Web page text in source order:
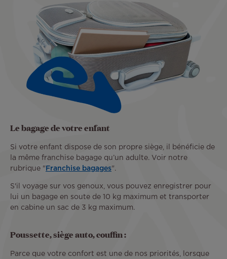
Le bagage de votre enfant
Si votre enfant dispose de son propre siège, il bénéficie de
la même franchise bagage qu’un adulte. Voir notre
rubrique " Franchise bagages".
S'il voyage sur vos genoux, vous pouvez enregistrer pour
lui un bagage en soute de 10 kg maximum et transporter
en cabine un sac de 3 kg maximum.
Poussette, siège auto, couffin :
Parce que votre confort est une de nos priorités, lorsque